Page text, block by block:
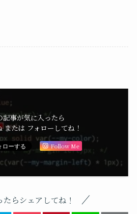
記事が気に入ったら
たは フォローしてね！
Follow Me
たらシェアしてね！